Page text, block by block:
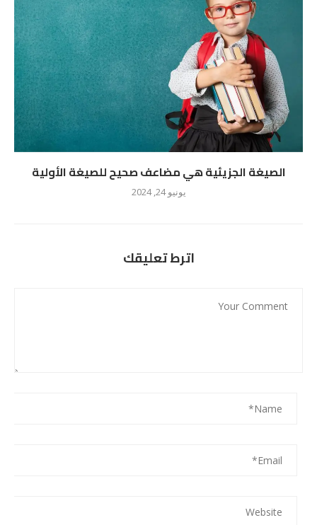
الصيغة الجزيئية هي مضاعف صحيح للصيغة الأولية
يونيو 24, 2024
اترط تعليقك